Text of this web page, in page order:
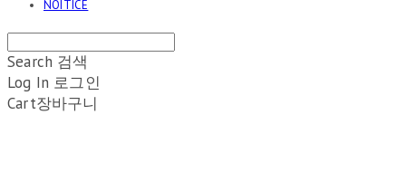
NOITICE
Search 검색
Log In 로그인
Cart장바구니